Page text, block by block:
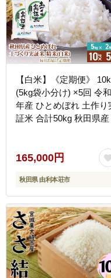
【白米】《定期便》
(5kg袋小分け) ×5回 令
年産 ひとめぼれ 土作り
証米 合計50kg 秋田県産
165,000円
秋田県 由利本荘市